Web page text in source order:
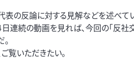
表の反論に対する見解などを述べて
日連続の動画を見れば、今回の「反
ご覧いただきたい。